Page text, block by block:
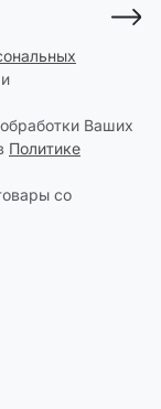
Ваших
Политике
со